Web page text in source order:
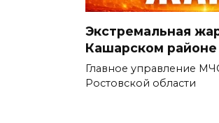
Экстремальная
Кашарском районе
Главное управление
Ростовской области